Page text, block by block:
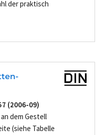
der praktisch
(2006-09)
dem Gestell
(siehe Tabelle